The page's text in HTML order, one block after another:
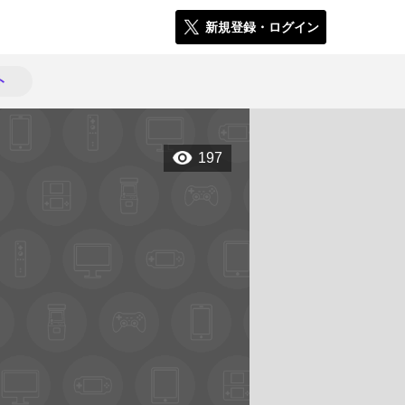
新規登録・ログイン
197